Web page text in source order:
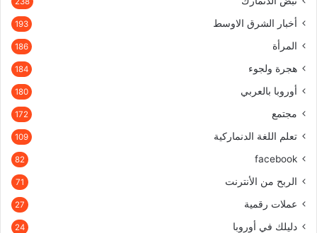
أخبار الشرق الاوسط 193
المرأة 186
هجرة ولجوء 184
أوروبا بالعربي 180
مجتمع 172
تعلم اللغة الدنماركية 109
facebook
82
الربح من الأنترنت 71
عملات رقمية 27
دليلك في أوروبا 24